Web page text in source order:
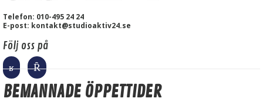
Telefon: 010-495 24 24
E-post: kontakt@studioaktiv24.se
Följ oss på
BEMANNADE ÖPPETTIDER